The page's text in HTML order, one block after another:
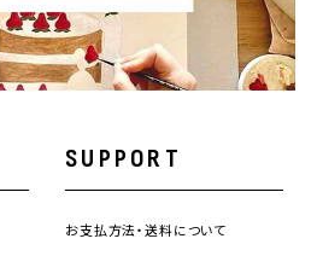
SUPPORT
お支払方法・送料について